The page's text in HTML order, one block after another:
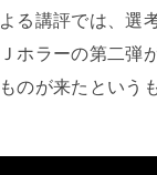
る講評では、選
ホラーの第二弾
のが来たという